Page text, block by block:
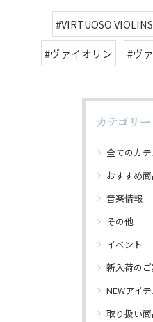
#VIRTUOSO VIOLINS
#ヴァイオリン
#ヴ
カテゴリー
全てのカ
おすすめ
音楽情報
その他
イベント
新入荷の
NEWアイ
取り扱い